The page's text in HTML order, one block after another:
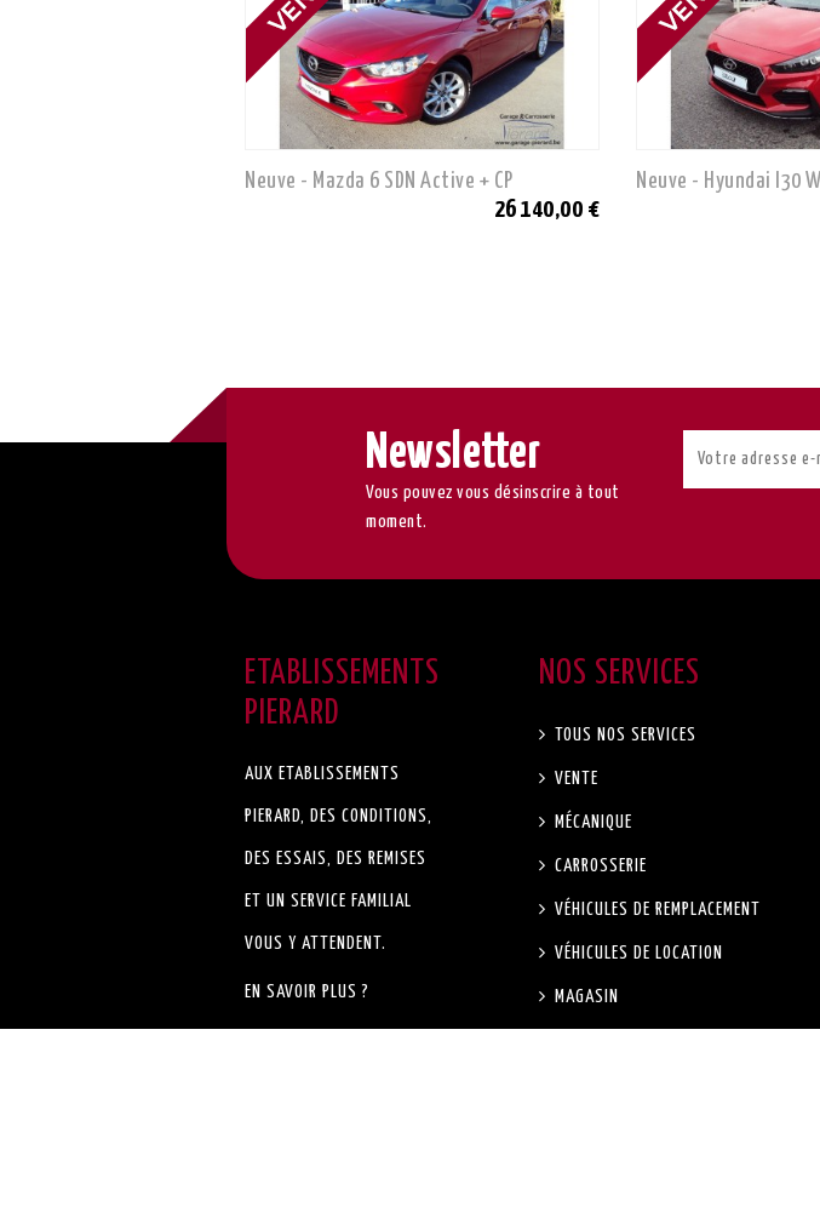
Neuve - Mazda 6 SDN Active + CP
26 140,00 €
Neuve - Hyundai I30
Newsletter
Vous pouvez vous désinscrire à tout
moment.
ETABLISSEMENTS
PIERARD
AUX ETABLISSEMENTS
PIERARD, DES CONDITIONS,
DES ESSAIS, DES REMISES
ET UN SERVICE FAMILIAL
VOUS Y ATTENDENT.
EN SAVOIR PLUS ?
NOS SERVICES
TOUS NOS SERVICES
VENTE
MÉCANIQUE
CARROSSERIE
VÉHICULES DE REMPLACEMENT
VÉHICULES DE LOCATION
MAGASIN